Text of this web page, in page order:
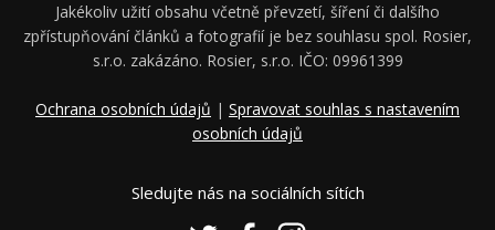
Jakékoliv užití obsahu včetně převzetí, šíření či dalšího
zpřístupňování článků a fotografií je bez souhlasu spol. Rosier,
s.r.o. zakázáno. Rosier, s.r.o. IČO: 09961399
Ochrana osobních údajů | Spravovat souhlas s nastavením
osobních údajů
Sledujte nás na sociálních sítích